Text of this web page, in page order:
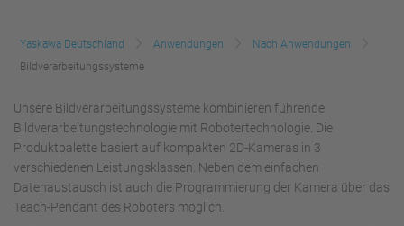
Yaskawa Deutschland Anwendungen
Nach Anwendungen
Bildverarbeitungssysteme
Unsere Bildverarbeitungssysteme kombinieren führende
Bildverarbeitungstechnologie mit Robotertechnologie. Die
Produktpalette basiert auf kompakten 2D-Kameras in 3
verschiedenen Leistungsklassen. Neben dem einfachen
Datenaustausch ist auch die Programmierung der Kamera über das
Teach-Pendant des Roboters möglich.